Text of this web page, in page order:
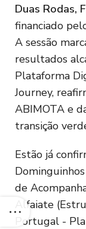
Duas Rodas,
financiado
A sessão
resultados
Plataforma
Journey,
ABIMOTA e
transição
Estão já
de
Alfaiate
Portugal -